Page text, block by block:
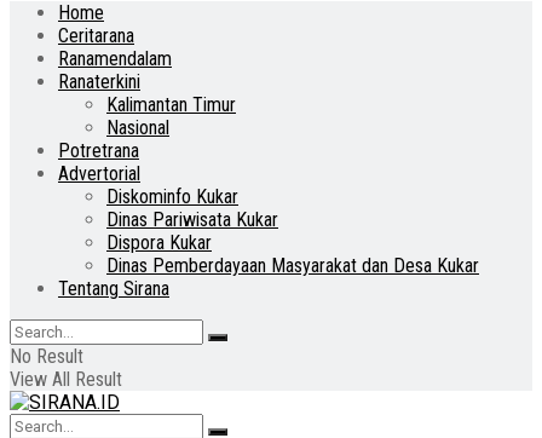
Home
Ceritarana
Ranamendalam
Ranaterkini
Kalimantan Timur
Nasional
Potretrana
Advertorial
Diskominfo Kukar
Dinas Pariwisata Kukar
Dispora Kukar
Dinas Pemberdayaan Masyarakat dan Desa Kukar
Tentang Sirana
No Result
View All Result